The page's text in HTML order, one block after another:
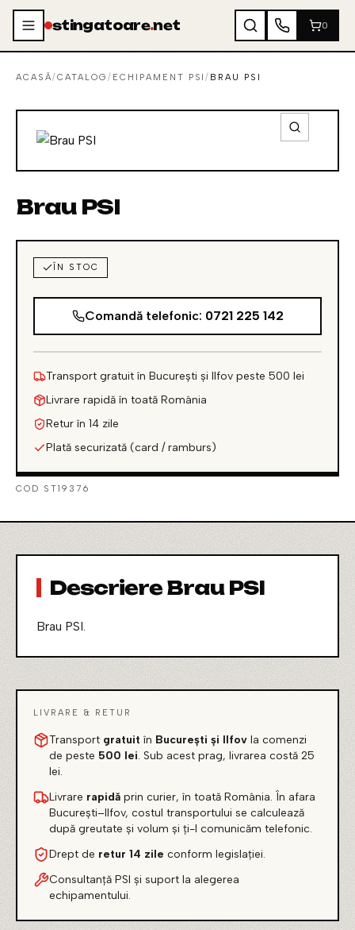
Sari la conținut
stingatoare.net 0
ACASĂ/ CATALOG / ECHIPAMENT PSI/ BRAU PSI
Brau PSI
ÎN STOC
Comandă telefonic: 0721 225 142
Transport gratuit în București și Ilfov peste 500 lei
Livrare rapidă în toată România
Retur în 14 zile
Plată securizată (card / ramburs)
COD ST19376
Descriere Brau PSI
Brau PSI.
LIVRARE & RETUR
Transport gratuit în București și Ilfov la comenzi
de peste 500 lei. Sub acest prag, livrarea costă 25
lei.
Livrare rapidă prin curier, în toată România. În afara
București–Ilfov, costul transportului se calculează
după greutate și volum și ți-l comunicăm telefonic.
Drept de retur 14 zile conform legislației.
Consultanță PSI și suport la alegerea
echipamentului.